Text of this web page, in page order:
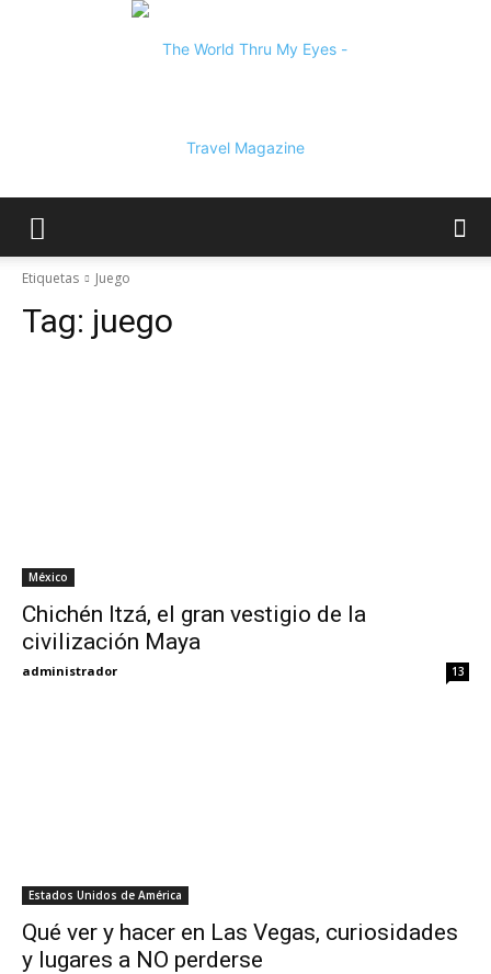
Etiquetas Juego
Tag: juego
México
Chichén Itzá, el gran vestigio de la
civilización Maya
administrador 13
Estados Unidos de América
Qué ver y hacer en Las Vegas, curiosidades
y lugares a NO perderse